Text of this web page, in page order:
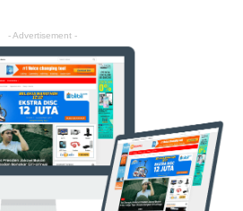
- Advertisement -